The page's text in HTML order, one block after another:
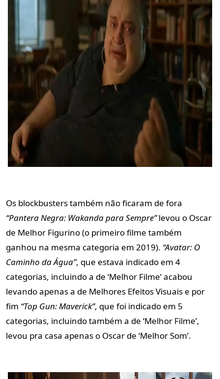
Os blockbusters também não ficaram de fora
“Pantera Negra: Wakanda para Sempre”levou o Oscar
de Melhor Figurino (o primeiro filme também
ganhou na mesma categoria em 2019). “Avatar: O
Caminho da Água”, que estava indicado em 4
categorias, incluindo a de ‘Melhor Filme’ acabou
levando apenas a de Melhores Efeitos Visuais e por
fim “Top Gun: Maverick”, que foi indicado em 5
categorias, incluindo também a de ‘Melhor Filme’,
levou pra casa apenas o Oscar de ‘Melhor Som’.